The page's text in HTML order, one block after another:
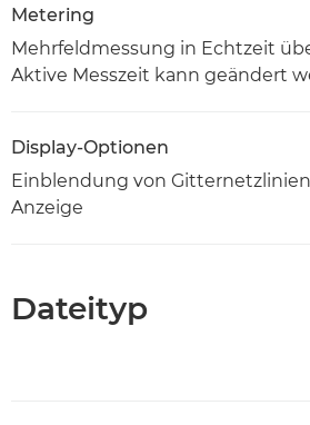
Metering
Mehrfeldmessung in Echtzeit
Aktive Messzeit kann geändert
Display-Optionen
Einblendung von
Anzeige
Dateityp